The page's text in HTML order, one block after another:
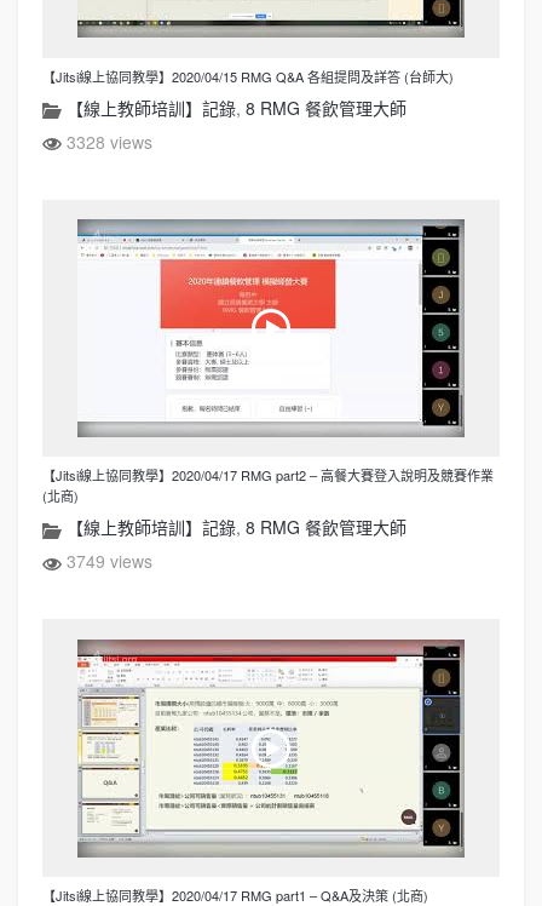
【Jitsi線上協同教學】2020/04/15 RMG Q&A 各組提問及詳答 (台師大)
【線上教師培訓】記錄, 8 RMG 餐飲管理大師
3328 views
【Jitsi線上協同教學】2020/04/17 RMG part2 – 高餐大賽登入說明及競賽作業
(北商)
【線上教師培訓】記錄, 8 RMG 餐飲管理大師
3749 views
【Jitsi線上協同教學】2020/04/17 RMG part1 – Q&A及決策 (北商)